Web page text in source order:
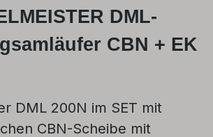
DML-
CBN + EK
DML 200N im SET mit
CBN-Scheibe mit